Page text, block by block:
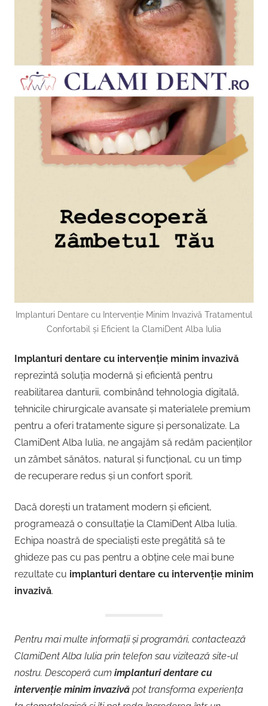
Implanturi Dentare cu Intervenție Minim Invazivă Tratamentul
Confortabil și Eficient la ClamiDent Alba Iulia
Implanturi dentare cu intervenție minim invazivă
reprezintă soluția modernă și eficientă pentru
reabilitarea danturii, combinând tehnologia digitală,
tehnicile chirurgicale avansate și materialele premium
pentru a oferi tratamente sigure și personalizate. La
ClamiDent Alba Iulia, ne angajăm să redăm pacienților
un zâmbet sănătos, natural și funcțional, cu un timp
de recuperare redus și un confort sporit.
Dacă dorești un tratament modern și eficient,
programează o consultație la ClamiDent Alba Iulia.
Echipa noastră de specialiști este pregătită să te
ghideze pas cu pas pentru a obține cele mai bune
rezultate cu implanturi dentare cu intervenție minim
invazivă.
Pentru mai multe informații și programări, contactează
ClamiDent Alba Iulia prin telefon sau vizitează site-ul
nostru. Descoperă cum implanturi dentare cu
intervenție minim invazivă pot transforma experiența